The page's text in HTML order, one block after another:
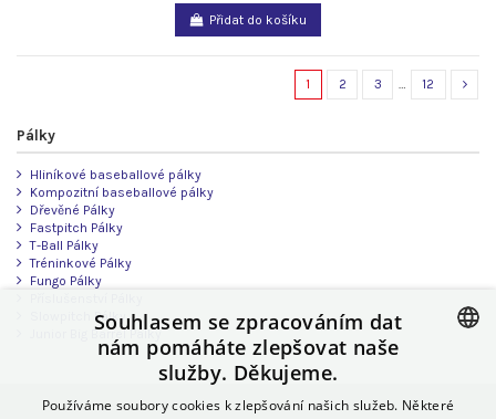
Přidat do košíku
1 2 3 … 12
Pálky
Hliníkové baseballové pálky
Kompozitní baseballové pálky
Dřevěné Pálky
Fastpitch Pálky
T-Ball Pálky
Tréninkové Pálky
Fungo Pálky
Slowpitch Pálky
Junior Big Barrel Pálky
SLOVAK
Souhlasem se zpracováním dat
nám pomáháte zlepšovat naše
služby. Děkujeme.
Používáme soubory cookies k zlepšování našich služeb. Některé